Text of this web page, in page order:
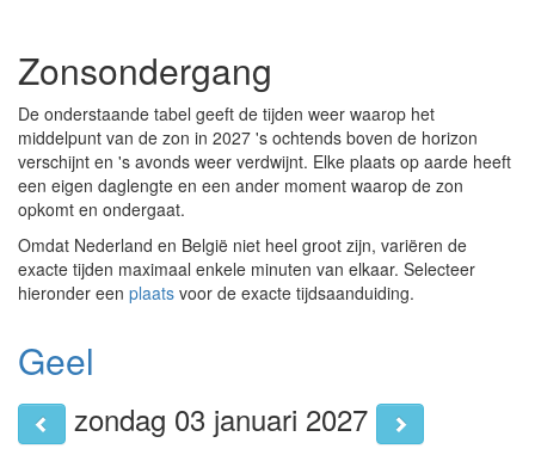
Zonsondergang
De onderstaande tabel geeft de tijden weer waarop het
middelpunt van de zon in 2027 's ochtends boven de horizon
verschijnt en 's avonds weer verdwijnt. Elke plaats op aarde heeft
een eigen daglengte en een ander moment waarop de zon
opkomt en ondergaat.
Omdat Nederland en België niet heel groot zijn, variëren de
exacte tijden maximaal enkele minuten van elkaar. Selecteer
hieronder een plaats voor de exacte tijdsaanduiding.
Geel
zondag 03 januari 2027